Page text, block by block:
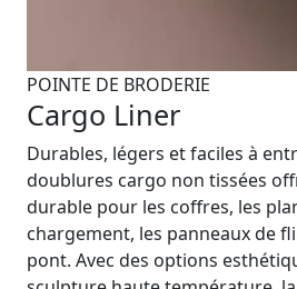
POINTE DE BRODERIE
Cargo Liner
Durables, légers et faciles à
doublures cargo non tissées
durable pour les coffres, les
chargement, les panneaux de
pont. Avec des options